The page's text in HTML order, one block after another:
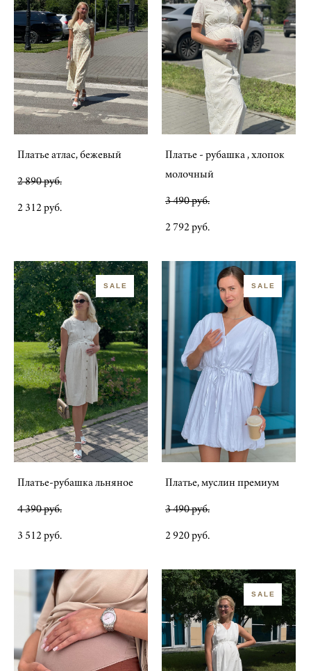
Платье атлас, бежевый
2 890 pуб.
2 312 pуб.
Платье - рубашка , хлопок
молочный
3 490 pуб.
2 792 pуб.
SALE
Платье-рубашка льняное
4 390 pуб.
3 512 pуб.
SALE
Платье, муслин премиум
3 490 pуб.
2 920 pуб.
SALE